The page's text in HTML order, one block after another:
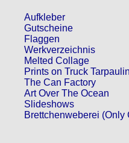
Aufkleber
Gutscheine
Flaggen
Werkverzeichnis
Melted Collage
Prints on Truck
The Can Factory
Art Over The Ocean
Slideshows
Brettchenweberei (Only